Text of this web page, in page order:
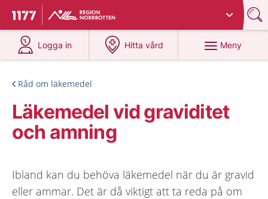
Till startsidan för 1177
Du har valt region
Logga in
på 1177.se
Hitta vård
på 1177.se
Meny
Råd om läkemedel
Läkemedel vid graviditet
och amning
Ibland kan du behöva läkemedel när du är gravid
eller ammar. Det är då viktigt att ta reda på om